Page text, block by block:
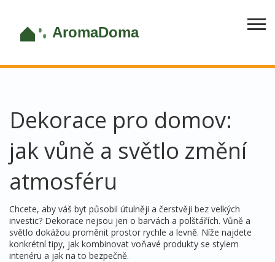
Dekorace pro domov:
jak vůně a světlo změní
atmosféru
Chcete, aby váš byt působil útulněji a čerstvěji bez velkých
investic? Dekorace nejsou jen o barvách a polštářích. Vůně a
světlo dokážou proměnit prostor rychle a levně. Níže najdete
konkrétní tipy, jak kombinovat voňavé produkty se stylem
interiéru a jak na to bezpečně.